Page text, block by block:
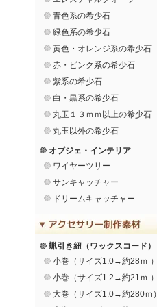
青色系の希少石
緑色系の希少石
黄色・オレンジ系の希少石
赤・ピンク系の希少石
紫系の希少石
白・黒系の希少石
丸玉１３ｍｍ以上の希少石
丸玉以外の希少石
オブジェ・インテリア
ワイヤーツリー
サンキャッチャー
ドリームキャッチャー
蝋引き紐（ワックスコード）
小巻（サイズ1.0→約28ｍ ）
小巻（サイズ1.2→約21ｍ ）
大巻（サイズ1.0→約280ｍ）